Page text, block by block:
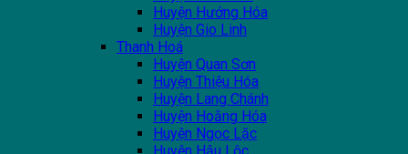
Huyện Hướng Hóa
Huyện Gio Linh
Thanh Hoá
Huyện Quan Sơn
Huyện Thiệu Hóa
Huyện Lang Chánh
Huyện Hoằng Hóa
Huyện Ngọc Lặc